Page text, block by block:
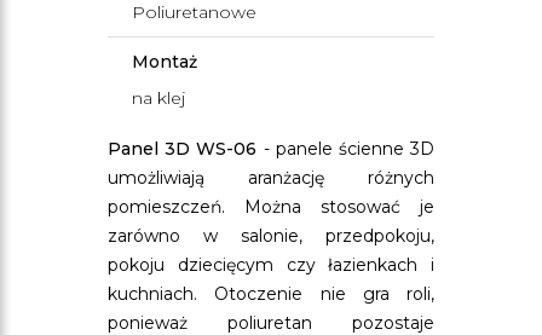
Poliuretanowe
Montaż
na klej
Panel 3D WS-06 - panele ścienne 3D
umożliwiają aranżację różnych
pomieszczeń. Można stosować je
zarówno w salonie, przedpokoju,
pokoju dziecięcym czy łazienkach i
kuchniach. Otoczenie nie gra roli,
ponieważ poliuretan pozostaje